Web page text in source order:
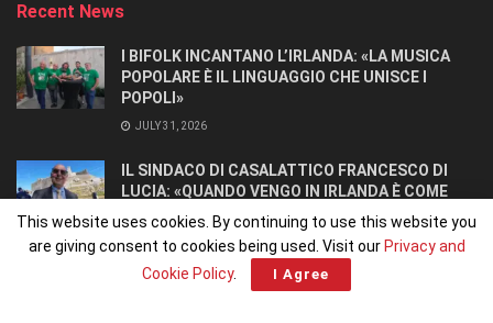
Recent News
I BIFOLK INCANTANO L’IRLANDA: «LA MUSICA
POPOLARE È IL LINGUAGGIO CHE UNISCE I
POPOLI»
JULY 31, 2026
IL SINDACO DI CASALATTICO FRANCESCO DI
LUCIA: «QUANDO VENGO IN IRLANDA È COME
TORNARE A CASA».
JULY 27, 2026
This website uses cookies. By continuing to use this website you
are giving consent to cookies being used. Visit our Privacy and
Cookie Policy. I Agree